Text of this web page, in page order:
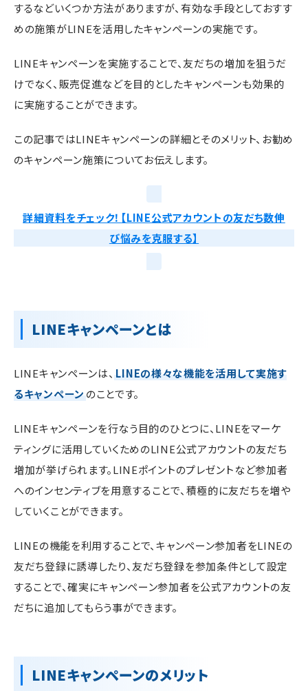
するなどいくつか方法がありますが、有効な手段としておすす
めの施策がLINEを活用したキャンペーンの実施です。
LINEキャンペーンを実施することで、友だちの増加を狙うだ
けでなく、販売促進などを目的としたキャンペーンも効果的
に実施することができます。
この記事ではLINEキャンペーンの詳細とそのメリット、お勧め
のキャンペーン施策についてお伝えします。
詳細資料をチェック！【LINE公式アカウントの友だち数伸
び悩みを克服する】
LINEキャンペーンとは
LINEキャンペーンは、LINEの様々な機能を活用して実施す
るキャンペーンのことです。
LINEキャンペーンを行なう目的のひとつに、LINEをマーケ
ティングに活用していくためのLINE公式アカウントの友だち
増加が挙げられます。LINEポイントのプレゼントなど参加者
へのインセンティブを用意することで、積極的に友だちを増や
していくことができます。
LINEの機能を利用することで、キャンペーン参加者をLINEの
友だち登録に誘導したり、友だち登録を参加条件として設定
することで、確実にキャンペーン参加者を公式アカウントの友
だちに追加してもらう事ができます。
LINEキャンペーンのメリット